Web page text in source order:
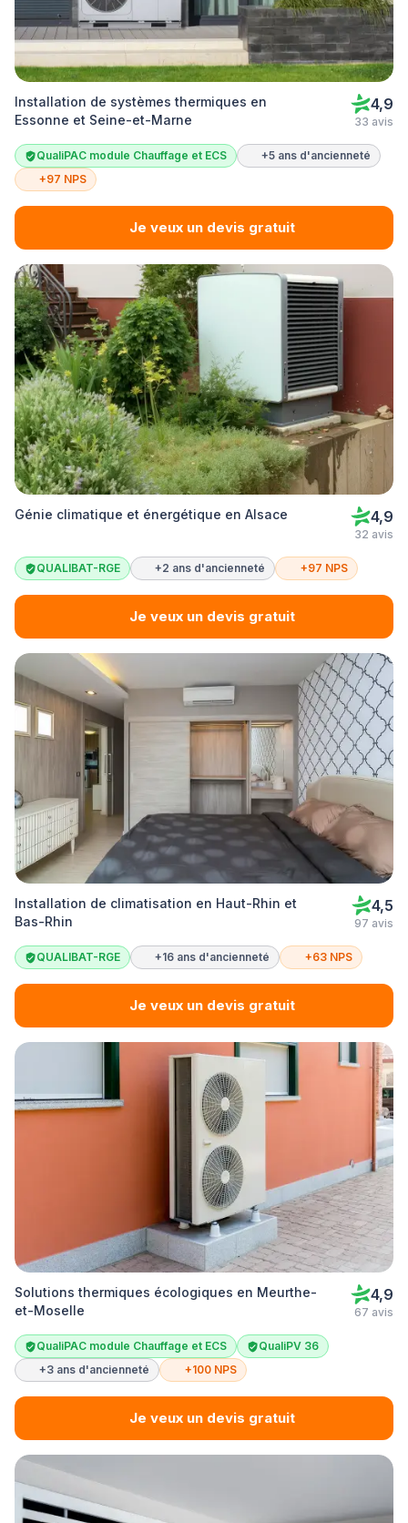
Installation de systèmes thermiques en
Essonne et Seine-et-Marne
4,9
33 avis
QualiPAC module Chauffage et ECS
+5 ans d'ancienneté
+97 NPS
Je veux un devis gratuit
Génie climatique et énergétique en Alsace 4,9
32 avis
QUALIBAT-RGE +2 ans d'ancienneté +97 NPS
Je veux un devis gratuit
Installation de climatisation en Haut-Rhin et
Bas-Rhin
4,5
97 avis
QUALIBAT-RGE +16 ans d'ancienneté +63 NPS
Je veux un devis gratuit
Solutions thermiques écologiques en Meurthe-
et-Moselle
4,9
67 avis
QualiPAC module Chauffage et ECS
QualiPV 36
+3 ans d'ancienneté
+100 NPS
Je veux un devis gratuit